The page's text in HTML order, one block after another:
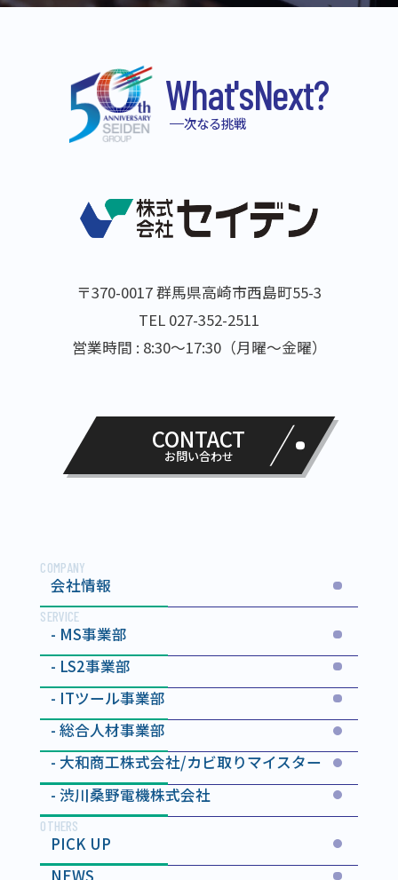
What'sNext?
次なる挑戦
〒370-0017 群馬県高崎市西島町55-3
TEL 027-352-2511
営業時間 : 8:30～17:30（月曜～金曜）
CONTACT
お問い合わせ
COMPANY
会社情報
SERVICE
MS事業部
LS2事業部
ITツール事業部
総合人材事業部
大和商工株式会社/カビ取りマイスター
渋川桑野電機株式会社
OTHERS
PICK UP
NEWS